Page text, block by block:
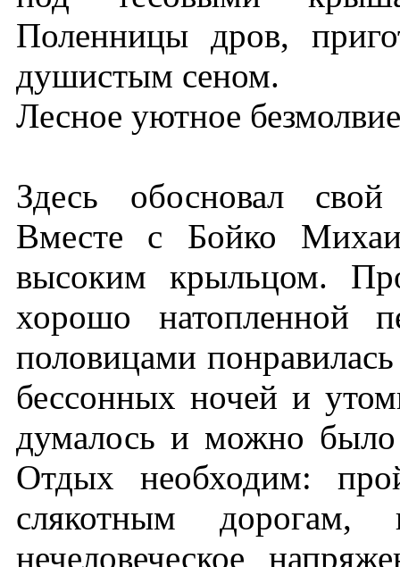
Поленницы дров,
душистым сеном.
Лесное уютное
Здесь обосновал
Вместе с Бойко
высоким крыльцом.
хорошо натопленной
половицами
бессонных ночей и
думалось и можно было
Отдых необходим:
слякотным дорогам,
нечеловеческое